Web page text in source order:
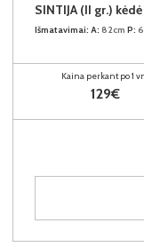
SINTIJA (II gr.)
Išmatavimai: A: 82cm P:
Kaina perkant po 1
129€